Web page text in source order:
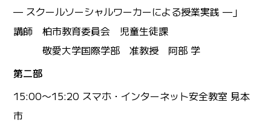
— スクールソーシャルワーカーによる授業実践 —」
講師 柏市教育委員会 児童生徒課
敬愛大学国際学部 准教授 阿部 学
第二部
15:00〜15:20 スマホ・インターネット安全教室 見本
市